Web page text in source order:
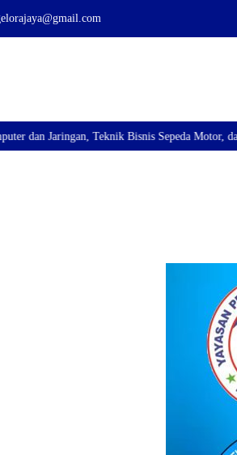
Jaringan, Teknik Bisnis Sepeda Motor, dan